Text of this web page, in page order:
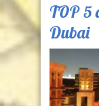
TOP 5
Dubai